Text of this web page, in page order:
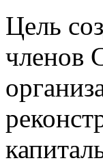
Цель
членов